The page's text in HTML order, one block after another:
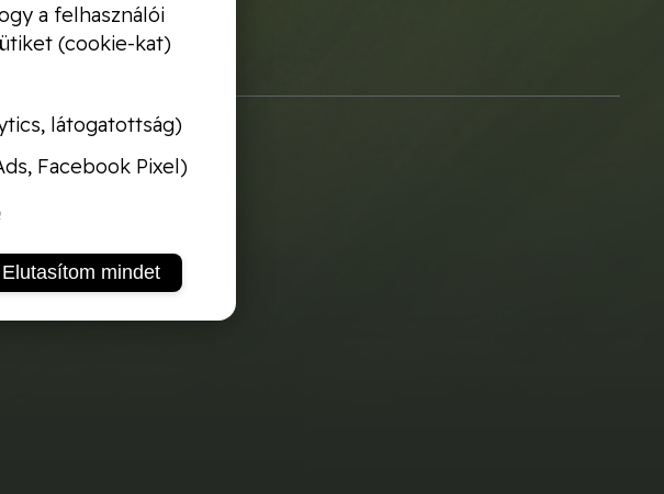
a felhasználói
(cookie-kat)
látogatottság)
Facebook Pixel)
Elutasítom mindet